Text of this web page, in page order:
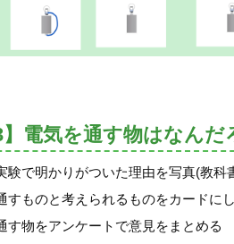
】電気を通す物はなんだ
験で明かりがついた理由を写真(教科
すものと考えられるものをカードに
す物をアンケートで意見をまとめる